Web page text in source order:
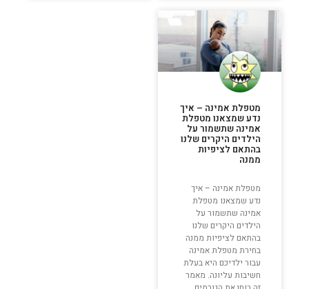
מטפלת אמינה – איך
נדע שמצאנו מטפלת
אמינה שתשמור על
הילדים היקרים שלנו
בהתאם לציפיות
ממנה
מטפלת אמינה – איך
נדע שמצאנו מטפלת
אמינה שתשמור על
הילדים היקרים שלנו
בהתאם לציפיות ממנה
בחירת מטפלת אמינה
עבור ילדיכם היא בעלת
חשיבות עליונה. מאמר